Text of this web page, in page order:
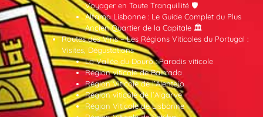
Voyager en Toute Tranquillité 🛡️
Alfama Lisbonne : Le Guide Complet du Plus
Ancien Quartier de la Capitale 🏛️
Routes des Vins – Les Régions Viticoles du Portugal :
Visites, Dégustations
La Vallée du Douro : Paradis viticole
Région viticole de Bairrada
Région Viticole de l’Alentejo
Région viticole de l’Algarve
Région Viticole de Lisbonne